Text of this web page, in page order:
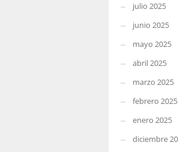
julio 2025
junio 2025
mayo 2025
abril 2025
marzo 2025
febrero 2025
enero 2025
diciembre